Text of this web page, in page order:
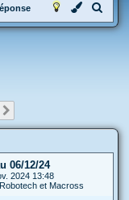
e
c
06/12/24
2024 13:48
et Macross